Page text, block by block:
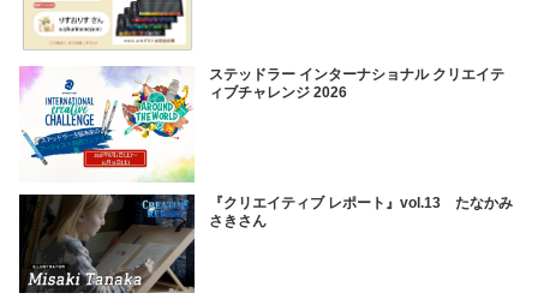
ステッドラー インターナショナル クリエイテ
ィブチャレンジ 2026
『クリエイティブ レポート』vol.13 たなかみ
さきさん